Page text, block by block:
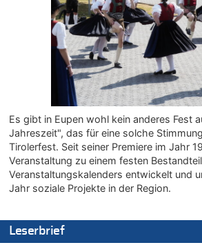
Aachen ab 11. August wieder Mekka des
Belgien setzt bei Reit-WM auf starke
07.08.2026 - 22:12 von Pitstop zu
Mark van Bommel offiziell als neuer
Teufel vorgestellt: „Ist mir eine große
07.08.2026 - 22:03 von Ach zu
Aachen ab 11. August wieder Mekka des
Belgien setzt bei Reit-WM auf starke
07.08.2026 - 20:57 von
Zweite Hitzewelle in diesem Sommer ist
07.08.2026 - 20:22 von Anstreicher zu
Zweite Hitzewelle in diesem Sommer ist
Zweite Hitzewelle in diesem Sommer
07.08.2026 - 19:52 von Hugo Egon
Es gibt in Eupen wohl kein anderes Fest
Jahreszeit", das für eine solche
Tirolerfest. Seit seiner Premiere im Jahr
Veranstaltung zu einem festen
Veranstaltungskalenders entwickelt und
Jahr soziale Projekte in der Region.
Leserbrief